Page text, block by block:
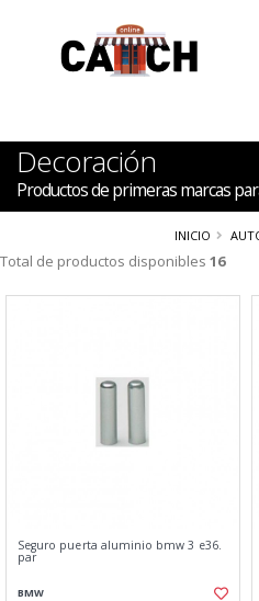
Decoración
Productos de primeras marcas
INICIO
Total de productos disponibles 16
Seguro puerta aluminio bmw 3 e36.
par
BMW